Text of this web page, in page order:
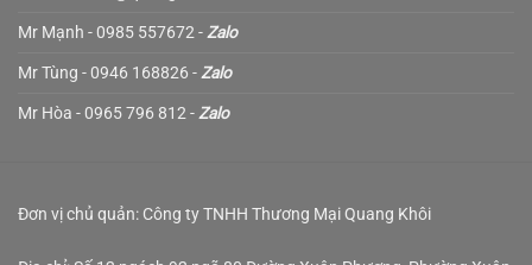
Mr Mạnh - 0985 557672 - Zalo
Mr Tùng - 0946 168826 - Zalo
Mr Hòa - 0965 796 812 - Zalo
Đơn vị chủ quản: Công ty TNHH Thương Mại Quang Khôi